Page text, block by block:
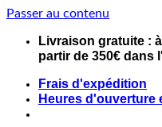
Passer au contenu
Livraison gratuite :
partir de 350€ dans
Frais d'expédition
Heures d'ouverture